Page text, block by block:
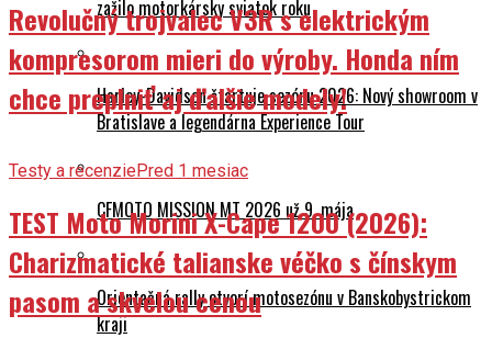
zažilo motorkársky sviatok roku
Harley-Davidson štartuje sezónu 2026: Nový showroom v
Bratislave a legendárna Experience Tour
CFMOTO MISSION MT 2026 už 9. mája
Orientačná rally otvorí motosezónu v Banskobystrickom
kraji
Revolučný trojvalec V3R s elektrickým
kompresorom mieri do výroby. Honda ním
chce preplniť aj ďalšie modely!
Testy a recenziePred 1 mesiac
TEST Moto Morini X-Cape 1200 (2026):
Charizmatické talianske véčko s čínskym
pasom a skvelou cenou